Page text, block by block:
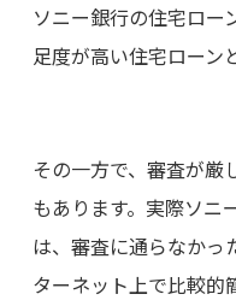
ソニー銀行の住宅ロー
足度が高い住宅ローン
その一方で、審査が厳
もあります。実際ソニ
は、審査に通らなかっ
ターネット上で比較的